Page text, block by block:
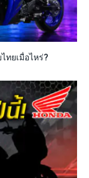
ยเมื่อไหร่?